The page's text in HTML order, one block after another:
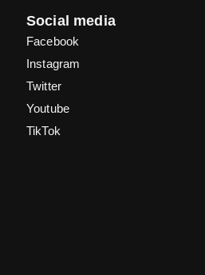
Social media
Facebook
Instagram
Twitter
Youtube
TikTok